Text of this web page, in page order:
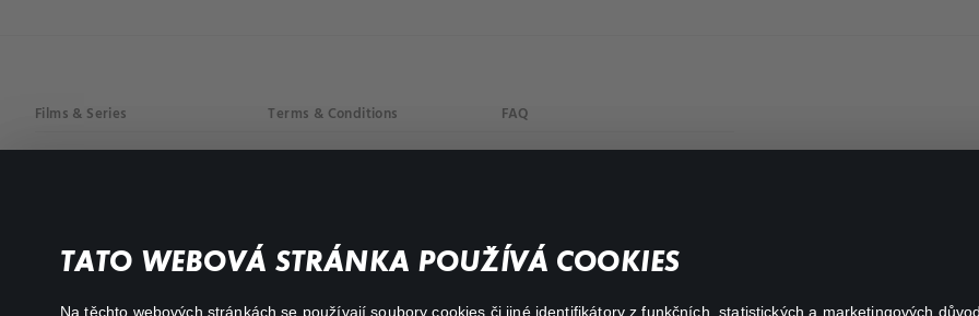
TATO WEBOVÁ STRÁNKA POUŽÍVÁ COOKIES
Na těchto webových stránkách se používají soubory cookies či jiné identifikátory z funkčních, statistických a marketingových
Films & Series
Action
Terms & Conditions FAQ